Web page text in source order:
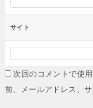
サイト
次回のコメントで使
前、メールアドレス、サ